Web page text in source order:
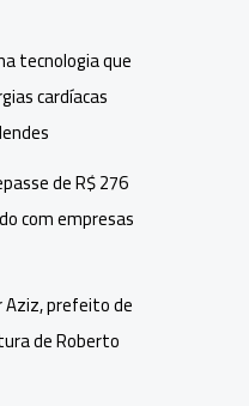
tecnologia que
cardíacas
de R$ 276
com empresas
prefeito de
de Roberto